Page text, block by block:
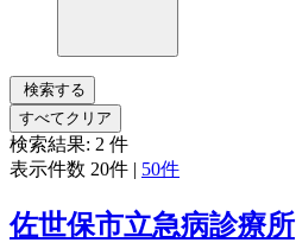
検索する
すべてクリア
検索結果: 2 件
表示件数 20件 | 50件
佐世保市立急病診療所